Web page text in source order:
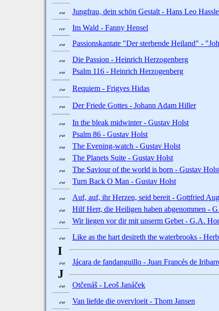
Jungfrau, dein schön Gestalt - Hans Leo
Im Wald - Fanny Hensel
Passionskantate "Der sterbende Heiland" -
Die Passion - Heinrich Herzogenberg
Psalm 116 - Heinrich Herzogenberg
Requiem - Frigyes Hidas
Der Friede Gottes - Johann Adam Hiller
In the bleak midwinter - Gustav Holst
Psalm 86 - Gustav Holst
The Evening-watch - Gustav Holst
The Planets Suite - Gustav Holst
The Saviour of the world is born - Gustav
Turn Back O Man - Gustav Holst
Auf, auf, ihr Herzen, seid bereit - Gottfried
Hilf Herr, die Heiligen haben abgenommen -
Wir liegen vor dir mit unserm Gebet - G.A.
Like as the hart desireth the waterbrooks -
I
Jácara de fandanguillo - Juan Francés de
J
Otčenáš - Leoš Janáček
Van liefde die overvloeit - Thom Jansen